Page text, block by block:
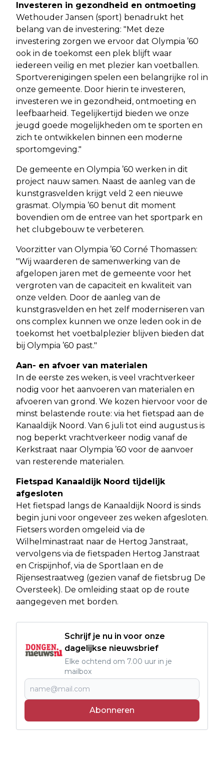
Investeren in gezondheid en ontmoeting
Wethouder Jansen (sport) benadrukt het
belang van de investering: "Met deze
investering zorgen we ervoor dat Olympia ’60
ook in de toekomst een plek blijft waar
iedereen veilig en met plezier kan voetballen.
Sportverenigingen spelen een belangrijke rol in
onze gemeente. Door hierin te investeren,
investeren we in gezondheid, ontmoeting en
leefbaarheid. Tegelijkertijd bieden we onze
jeugd goede mogelijkheden om te sporten en
zich te ontwikkelen binnen een moderne
sportomgeving."
De gemeente en Olympia ’60 werken in dit
project nauw samen. Naast de aanleg van de
kunstgrasvelden krijgt veld 2 een nieuwe
grasmat. Olympia ’60 benut dit moment
bovendien om de entree van het sportpark en
het clubgebouw te verbeteren.
Voorzitter van Olympia ’60 Corné Thomassen:
"Wij waarderen de samenwerking van de
afgelopen jaren met de gemeente voor het
vergroten van de capaciteit en kwaliteit van
onze velden. Door de aanleg van de
kunstgrasvelden en het zelf moderniseren van
ons complex kunnen we onze leden ook in de
toekomst het voetbalplezier blijven bieden dat
bij Olympia ’60 past."
Aan- en afvoer van materialen
In de eerste zes weken, is veel vrachtverkeer
nodig voor het aanvoeren van materialen en
afvoeren van grond. We kozen hiervoor voor de
minst belastende route: via het fietspad aan de
Kanaaldijk Noord. Van 6 juli tot eind augustus is
nog beperkt vrachtverkeer nodig vanaf de
Kerkstraat naar Olympia ’60 voor de aanvoer
van resterende materialen.
Fietspad Kanaaldijk Noord tijdelijk
afgesloten
Het fietspad langs de Kanaaldijk Noord is sinds
begin juni voor ongeveer zes weken afgesloten.
Fietsers worden omgeleid via de
Wilhelminastraat naar de Hertog Janstraat,
vervolgens via de fietspaden Hertog Janstraat
en Crispijnhof, via de Sportlaan en de
Rijensestraatweg (gezien vanaf de fietsbrug De
Oversteek). De omleiding staat op de route
aangegeven met borden.
Schrijf je nu in voor onze
dagelijkse nieuwsbrief
Elke ochtend om 7.00 uur in je
mailbox
Abonneren